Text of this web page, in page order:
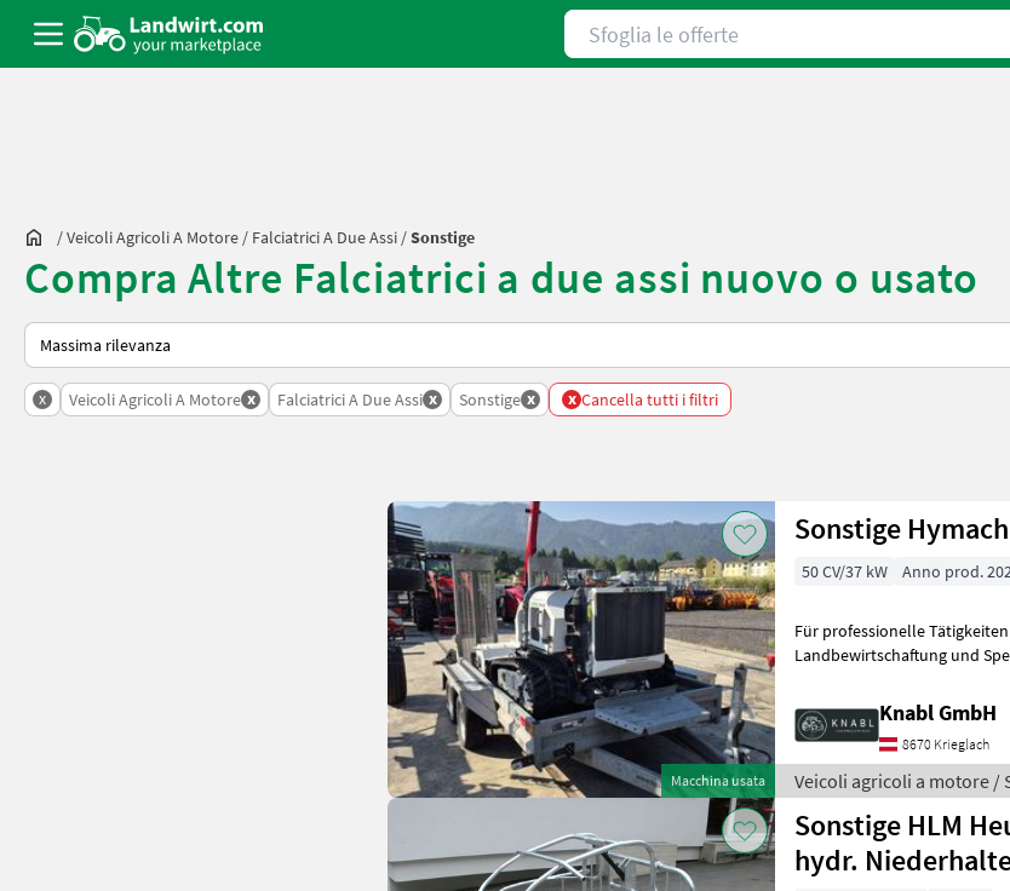
Sfoglia le offerte
/Veicoli Agricoli A Motore / Falciatrici A Due Assi /Sonstige
Compra Altre Falciatrici a due assi nuovo o usato
Ecco come viene ordinato su Landwirt.com
x Veicoli Agricoli A Motore x Falciatrici A Due Assi x Sonstige x x Cancella tutti i filtri
Macchina usata
Sonstige
50 CV/37 kW Anno prod.
Für professionelle
Landbewirtschaftung und
Knabl GmbH
8670 Krieglach
Veicoli agricoli a motore /
Sonstige HLM
hydr.